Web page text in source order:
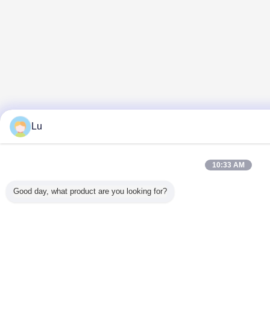
Lu
10:33 AM
Good day, what product are you looking for?